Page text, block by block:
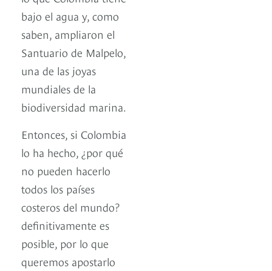
bajo el agua y, como
saben, ampliaron el
Santuario de Malpelo,
una de las joyas
mundiales de la
biodiversidad marina.
Entonces, si Colombia
lo ha hecho, ¿por qué
no pueden hacerlo
todos los países
costeros del mundo?
definitivamente es
posible, por lo que
queremos apostarlo